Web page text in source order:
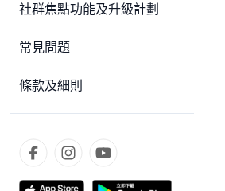
社群焦點功能及升級計劃
常見問題
條款及細則